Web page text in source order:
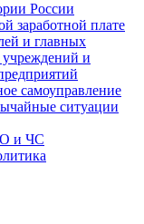
России
заработной плате
и главных
и
самоуправление
ситуации
и ЧС